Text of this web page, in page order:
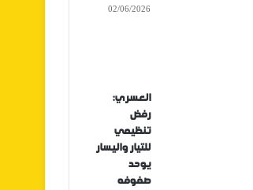
02/06/2026
العسري:
رفض
تنظيمي
للتيار واليسار
يوحد
صفوفه